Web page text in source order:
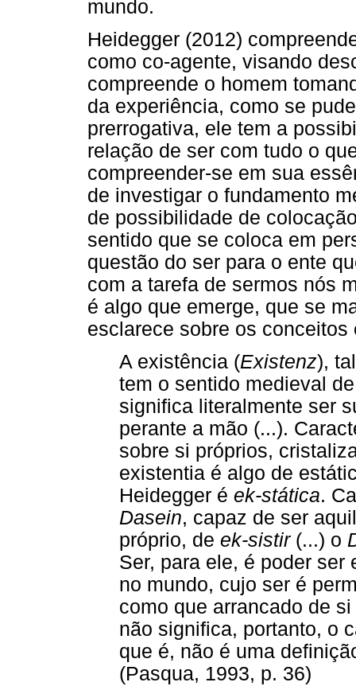
mundo.
Heidegger (2012)
como co-agente, visando
compreende o homem
da experiência, como se
prerrogativa, ele tem a
relação de ser com tudo o
compreender-se em sua
de investigar o fundamento
de possibilidade de
sentido que se coloca em
questão do ser para o ente
com a tarefa de sermos nós
é algo que emerge, que se
esclarece sobre os
A existência (Existenz),
tem o sentido medieval
significa literalmente ser
perante a mão (...).
sobre si próprios,
existentia é algo de
Heidegger é ek-stática.
Dasein, capaz de ser
próprio, de ek-sistir (...) o
Ser, para ele, é poder ser
no mundo, cujo ser é
como que arrancado de
não significa, portanto, o
que é, não é uma
(Pasqua, 1993, p. 36)